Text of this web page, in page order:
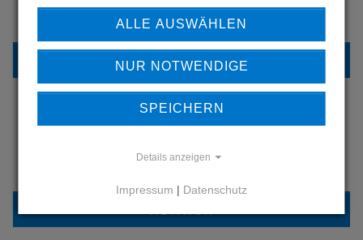
UNSERE REFERENZEN
REFERENZEN
KONTAKTIEREN SIE UNS
ALLE AUSWÄHLEN
NUR NOTWENDIGE
SPEICHERN
Details anzeigen
Impressum | Datenschutz